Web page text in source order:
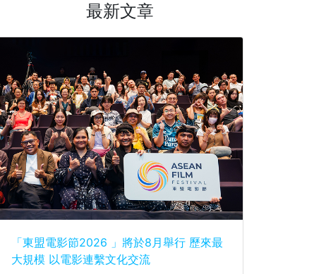
最新文章
「東盟電影節2026 」將於8月舉行 歷來最
大規模 以電影連繫文化交流